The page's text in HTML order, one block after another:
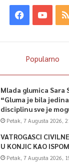
Popularno
Mlada glumica Sara
“Gluma je bila
disciplinu sve je
Petak, 7 Augusta 2026,
VATROGASCI
U KONJIC KAO
Petak, 7 Augusta 2026,